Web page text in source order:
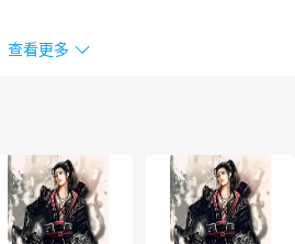
查看更多